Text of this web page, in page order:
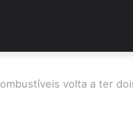
volta a ter